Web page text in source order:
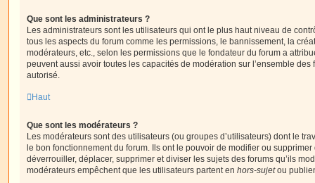
Que sont les administrateurs ?
Les administrateurs sont les utilisateurs qui ont le plus haut niveau de
tous les aspects du forum comme les permissions, le bannissement, la
modérateurs, etc., selon les permissions que le fondateur du forum a
peuvent aussi avoir toutes les capacités de modération sur l’ensemble
autorisé.
Haut
Que sont les modérateurs ?
Les modérateurs sont des utilisateurs (ou groupes d’utilisateurs) dont le
le bon fonctionnement du forum. Ils ont le pouvoir de modifier ou
déverrouiller, déplacer, supprimer et diviser les sujets des forums qu’ils
modérateurs empêchent que les utilisateurs partent en hors-sujetou